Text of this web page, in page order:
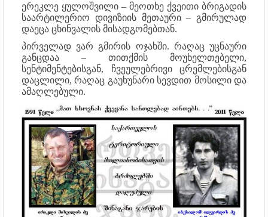
ერეკლე ყულოშვილი – მეოთხე ქვეითი ბრიგადის
საარტილერიო დივიზიის მეთაური – გმირულად
დაეცა ცხინვალის მისადგომებთან.
პირველად ვარ გმირის ოჯახში. რაღაც უცნაური
განცდაა – თითქმის მოუხელთებელი,
სენტიმენტებისგან, ჩვეულებრივი ცრემლებისგან
დაცლილი, რაღაც გაუხუნარი სევდით მოსილი და
ამაღლებული.